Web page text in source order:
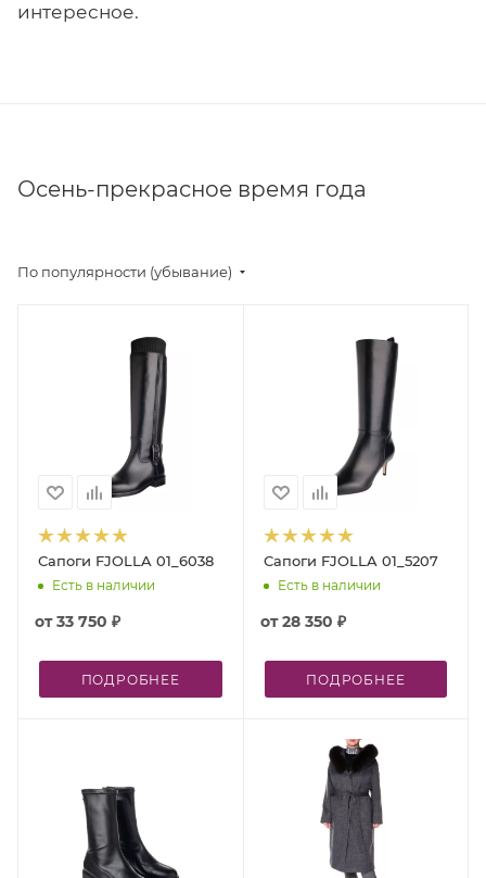
интересное.
Осень-прекрасное время года
По популярности (убывание)
Сапоги FJOLLA 01_6038
Есть в наличии
от33 750 ₽
ПОДРОБНЕЕ
Сапоги FJOLLA 01_5207
Есть в наличии
от28 350 ₽
ПОДРОБНЕЕ